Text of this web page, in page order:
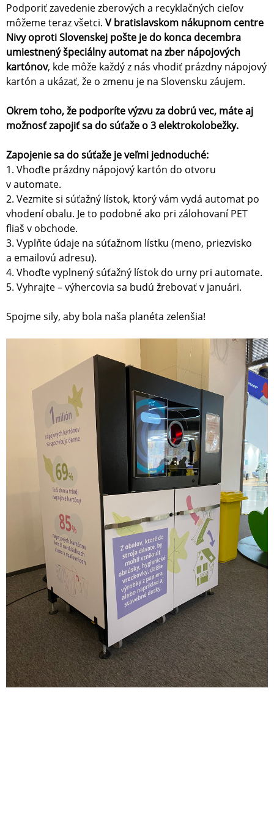
Podporiť zavedenie zberových a recyklačných cieľov
môžeme teraz všetci. V bratislavskom nákupnom centre
Nivy oproti Slovenskej pošte je do konca decembra
umiestnený špeciálny automat na zber nápojových
kartónov, kde môže každý z nás vhodiť prázdny nápojový
kartón a ukázať, že o zmenu je na Slovensku záujem.
Okrem toho, že podporíte výzvu za dobrú vec, máte aj
možnosť zapojiť sa do súťaže o 3 elektrokolobežky.
Zapojenie sa do súťaže je veľmi jednoduché:
1. Vhoďte prázdny nápojový kartón do otvoru
v automate.
2. Vezmite si súťažný lístok, ktorý vám vydá automat po
vhodení obalu. Je to podobné ako pri zálohovaní PET
fliaš v obchode.
3. Vyplňte údaje na súťažnom lístku (meno, priezvisko
a emailovú adresu).
4. Vhoďte vyplnený súťažný lístok do urny pri automate.
5. Vyhrajte – výhercovia sa budú žrebovať v januári.
Spojme sily, aby bola naša planéta zelenšia!